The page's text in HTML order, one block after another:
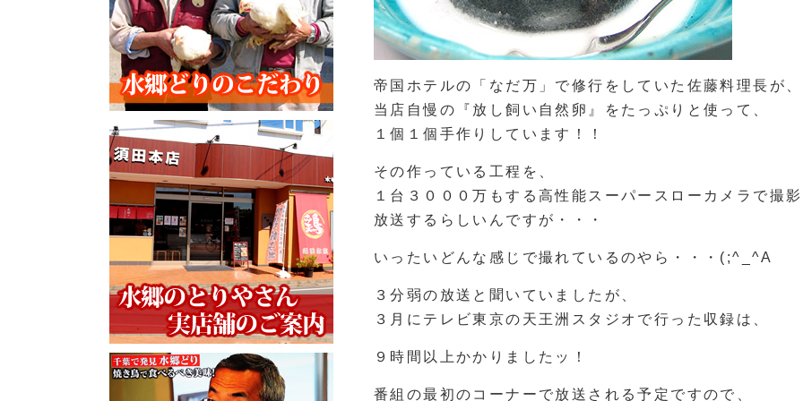
帝国ホテルの「なだ万」で修行をしていた佐藤料理長が、
当店自慢の『放し飼い自然卵』をたっぷりと使って、
１個１個手作りしています！！
その作っている工程を、
１台３０００万もする高性能スーパースローカメラで撮
放送するらしいんですが・・・
いったいどんな感じで撮れているのやら・・・(;^_^A
３分弱の放送と聞いていましたが、
３月にテレビ東京の天王洲スタジオで行った収録は、
９時間以上かかりましたッ！
番組の最初のコーナーで放送される予定ですので、